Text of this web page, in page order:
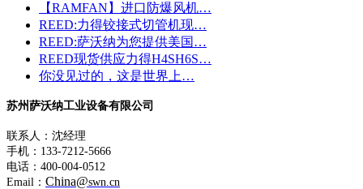
【RAMFAN】进口防爆风机…
REED:力得铰接式切管机现…
REED:萨沃纳为您提供美国…
REED现货供应力得H4SH6S…
你没见过的，这是世界上…
苏州萨沃纳工业设备有限公司
联系人：沈经理
手机：133-7212-5666
电话：400-004-0512
Email： China@swn.cn